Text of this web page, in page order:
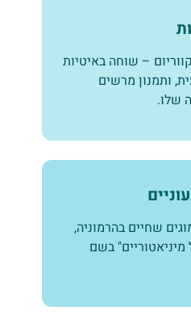
– שוחה באיטיות
ותמנון מרשים
שלו.
שחיים בהרמוניה,
בשם